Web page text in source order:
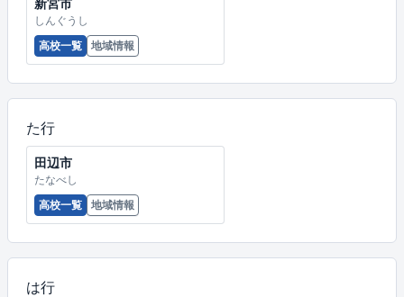
しんぐうし
高校一覧
地域情報
た行
田辺市
たなべし
高校一覧
地域情報
は行